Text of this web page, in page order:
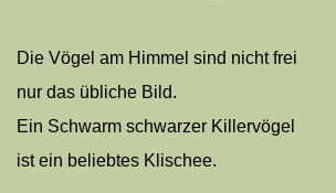
Die Vögel am Himmel sind nicht frei
nur das übliche Bild.
Ein Schwarm schwarzer Killervögel
ist ein beliebtes Klischee.